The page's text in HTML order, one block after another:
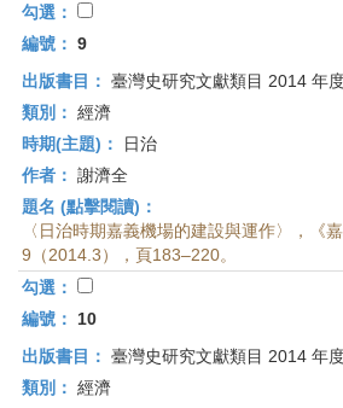
勾選：
編號： 9
出版書目： 臺灣史研究文獻類目 2014 年
類別： 經濟
時期(主題)：
日治
作者： 謝濟全
題名 (點擊閱讀)：
〈日治時期嘉義機場的建設與運作〉，《
9（2014.3），頁183–220。
勾選：
編號：
10
出版書目： 臺灣史研究文獻類目 2014 年
類別： 經濟